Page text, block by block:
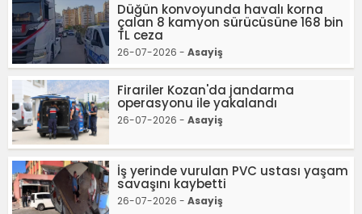
Düğün konvoyunda havalı korna
çalan 8 kamyon sürücüsüne 168 bin
TL ceza
26-07-2026 - Asayiş
Firariler Kozan'da jandarma
operasyonu ile yakalandı
26-07-2026 - Asayiş
İş yerinde vurulan PVC ustası yaşam
savaşını kaybetti
26-07-2026 - Asayiş